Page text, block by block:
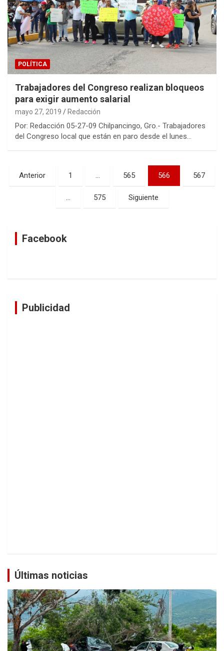
POLÍTICA
Trabajadores del Congreso realizan bloqueos
para exigir aumento salarial
mayo 27, 2019 Redacción
Por: Redacción 05-27-09 Chilpancingo, Gro.- Trabajadores
del Congreso local que están en paro desde el lunes…
Navegación
de
entradas
Anterior 1 … 565 566 567
… 575 Siguiente
Facebook
Publicidad
Últimas noticias